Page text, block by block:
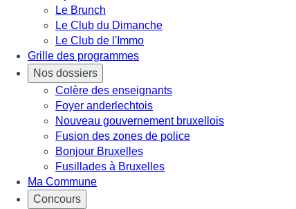
Le Brunch
Le Club du Dimanche
Le Club de l'Immo
Grille des programmes
Nos dossiers
Colère des enseignants
Foyer anderlechtois
Nouveau gouvernement bruxellois
Fusion des zones de police
Bonjour Bruxelles
Fusillades à Bruxelles
Ma Commune
Concours